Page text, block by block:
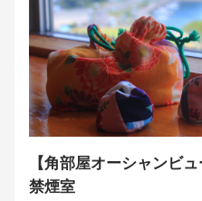
ここで過ごしたひとときが、
「また帰りたいね」と、いつか
れば、私たちにとってそれ以上
～～～食事の時間も、旅の大切
限られた時間の中でも、一品一
夕食は18時30分、朝食は8時か
夕食は、その日に届いた北浦の
旬を織り交ぜた会席料理をご用
【角部屋オーシャンビ
禁煙室